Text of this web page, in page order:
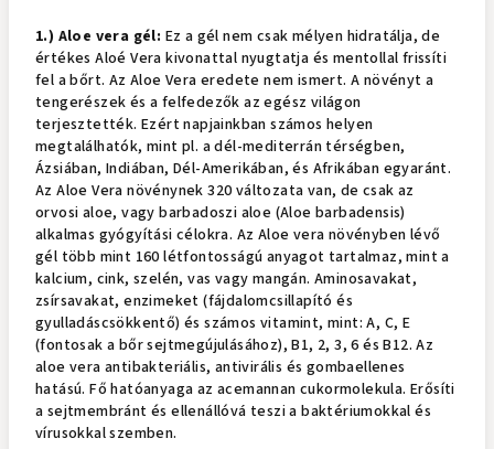
1.) Aloe vera gél: Ez a gél nem csak mélyen hidratálja, de
értékes Aloé Vera kivonattal nyugtatja és mentollal frissíti
fel a bőrt. Az Aloe Vera eredete nem ismert. A növényt a
tengerészek és a felfedezők az egész világon
terjesztették. Ezért napjainkban számos helyen
megtalálhatók, mint pl. a dél-mediterrán térségben,
Ázsiában, Indiában, Dél-Amerikában, és Afrikában egyaránt.
Az Aloe Vera növénynek 320 változata van, de csak az
orvosi aloe, vagy barbadoszi aloe (Aloe barbadensis)
alkalmas gyógyítási célokra. Az Aloe vera növényben lévő
gél több mint 160 létfontosságú anyagot tartalmaz, mint a
kalcium, cink, szelén, vas vagy mangán. Aminosavakat,
zsírsavakat, enzimeket (fájdalomcsillapító és
gyulladáscsökkentő) és számos vitamint, mint: A, C, E
(fontosak a bőr sejtmegújulásához), B1, 2, 3, 6 és B12. Az
aloe vera antibakteriális, antivirális és gombaellenes
hatású. Fő hatóanyaga az acemannan cukormolekula. Erősíti
a sejtmembránt és ellenállóvá teszi a baktériumokkal és
vírusokkal szemben.